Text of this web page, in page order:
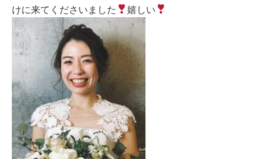
けに来てくださいました
嬉しい